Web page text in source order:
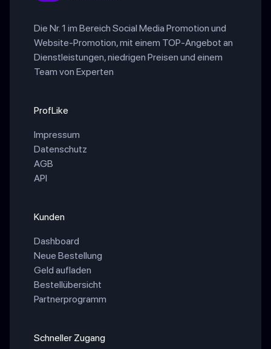
Die Nr. 1 im Bereich Social Media Promotion und
Website-Promotion, mit einem TOP-Angebot an
Dienstleistungen, niedrigen Preisen und einem
Team von Experten
ProfLike
Impressum
Datenschutz
AGB
API
Kunden
Dashboard
Neue Bestellung
Geld aufladen
Bestellübersicht
Partnerprogramm
Schneller Zugang